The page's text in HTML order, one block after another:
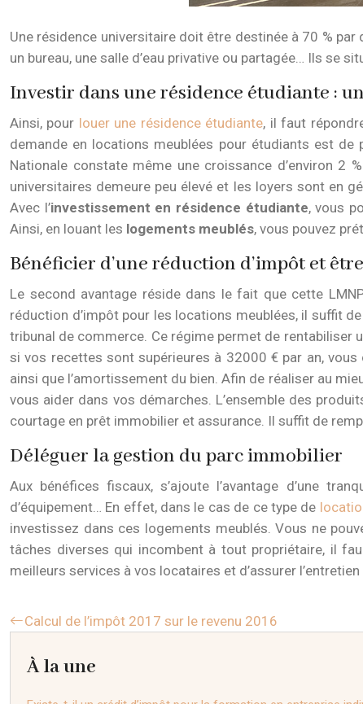
Une résidence universitaire doit être destinée à 70 %
un bureau, une salle d’eau privative ou partagée… Ils se
Investir dans une résidence étudiante :
Ainsi, pour louer une résidence étudiante, il faut
demande en locations meublées pour étudiants est de
Nationale constate même une croissance d’environ 2
universitaires demeure peu élevé et les loyers sont en
Avec l’investissement en résidence étudiante, vous
Ainsi, en louant les logements meublés, vous pouvez
Bénéficier d’une réduction d’impôt et
Le second avantage réside dans le fait que cette
réduction d’impôt pour les locations meublées, il suffit
tribunal de commerce. Ce régime permet de rentabiliser
si vos recettes sont supérieures à 32000 € par an,
ainsi que l’amortissement du bien. Afin de réaliser au
vous aider dans vos démarches. L’ensemble des
courtage en prêt immobilier et assurance. Il suffit de
Déléguer la gestion du parc immobilier
Aux bénéfices fiscaux, s’ajoute l’avantage d’une
d’équipement… En effet, dans le cas de ce type de
investissez dans ces logements meublés. Vous ne
tâches diverses qui incombent à tout propriétaire, il
meilleurs services à vos locataires et d’assurer
Calcul de l’impôt 2017 sur le revenu 2016
À la une